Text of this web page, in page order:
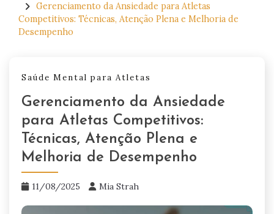
contentGerenciamento da Ansiedade para Atletas
Competitivos: Técnicas, Atenção Plena e Melhoria de
Desempenho
Saúde Mental para Atletas
Gerenciamento da Ansiedade
para Atletas Competitivos:
Técnicas, Atenção Plena e
Melhoria de Desempenho
11/08/2025 Mia Strah